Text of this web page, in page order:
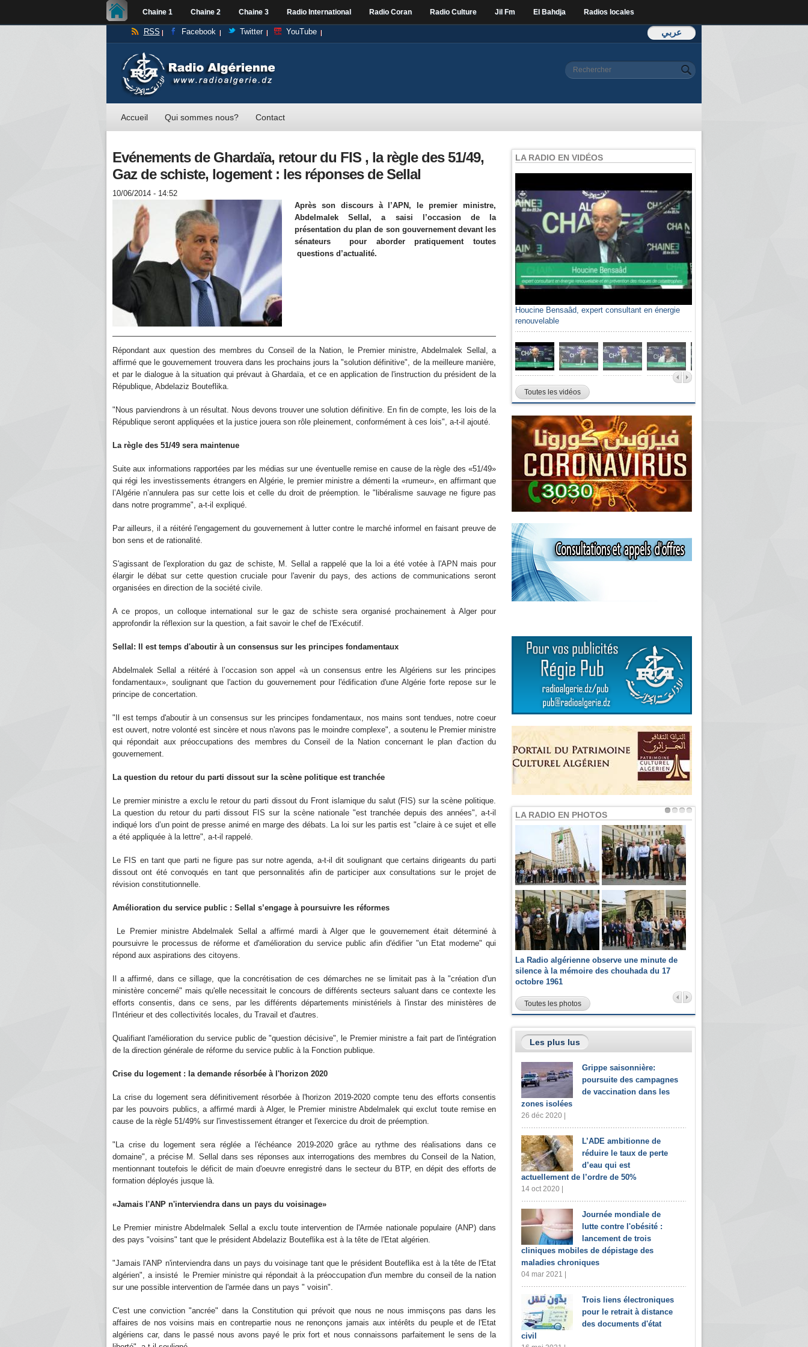
Chaine 1 Chaine 2 Chaine 3 Radio International Radio Coran Radio Culture Jil Fm El Bahdja Radios locales
عربي RSS Facebook Twitter YouTube
Formulaire de
Rechercher
Accueil Qui sommes nous? Contact
Evénements de Ghardaïa, retour du FIS , la règle des 51/49,
Gaz de schiste, logement : les réponses de Sellal
10/06/2014 - 14:52
Après son discours à l’APN, le premier ministre,
Abdelmalek Sellal, a saisi l’occasion de la
présentation du plan de son gouvernement devant les
sénateurs pour aborder pratiquement toutes
questions d’actualité.
Répondant aux question des membres du Conseil de la Nation, le Premier ministre, Abdelmalek Sellal, a
affirmé que le gouvernement trouvera dans les prochains jours la "solution définitive", de la meilleure manière,
et par le dialogue à la situation qui prévaut à Ghardaïa, et ce en application de l'instruction du président de la
République, Abdelaziz Bouteflika.
"Nous parviendrons à un résultat. Nous devons trouver une solution définitive. En fin de compte, les lois de la
République seront appliquées et la justice jouera son rôle pleinement, conformément à ces lois", a-t-il ajouté.
La règle des 51/49 sera maintenue
Suite aux informations rapportées par les médias sur une éventuelle remise en cause de la règle des «51/49»
qui régi les investissements étrangers en Algérie, le premier ministre a démenti la «rumeur», en affirmant que
l’Algérie n’annulera pas sur cette lois et celle du droit de préemption. le "libéralisme sauvage ne figure pas
dans notre programme", a-t-il expliqué.
Par ailleurs, il a réitéré l'engagement du gouvernement à lutter contre le marché informel en faisant preuve de
bon sens et de rationalité.
S'agissant de l'exploration du gaz de schiste, M. Sellal a rappelé que la loi a été votée à l'APN mais pour
élargir le débat sur cette question cruciale pour l'avenir du pays, des actions de communications seront
organisées en direction de la société civile.
A ce propos, un colloque international sur le gaz de schiste sera organisé prochainement à Alger pour
approfondir la réflexion sur la question, a fait savoir le chef de l'Exécutif.
Sellal: Il est temps d'aboutir à un consensus sur les principes fondamentaux
Abdelmalek Sellal a réitéré à l’occasion son appel «à un consensus entre les Algériens sur les principes
fondamentaux», soulignant que l'action du gouvernement pour l'édification d'une Algérie forte repose sur le
principe de concertation.
"Il est temps d'aboutir à un consensus sur les principes fondamentaux, nos mains sont tendues, notre coeur
est ouvert, notre volonté est sincère et nous n'avons pas le moindre complexe", a soutenu le Premier ministre
qui répondait aux préoccupations des membres du Conseil de la Nation concernant le plan d'action du
gouvernement.
La question du retour du parti dissout sur la scène politique est tranchée
Le premier ministre a exclu le retour du parti dissout du Front islamique du salut (FIS) sur la scène politique.
La question du retour du parti dissout FIS sur la scène nationale "est tranchée depuis des années", a-t-il
indiqué lors d’un point de presse animé en marge des débats. La loi sur les partis est "claire à ce sujet et elle
a été appliquée à la lettre", a-t-il rappelé.
Le FIS en tant que parti ne figure pas sur notre agenda, a-t-il dit soulignant que certains dirigeants du parti
dissout ont été convoqués en tant que personnalités afin de participer aux consultations sur le projet de
révision constitutionnelle.
Amélioration du service public : Sellal s’engage à poursuivre les réformes
Le Premier ministre Abdelmalek Sellal a affirmé mardi à Alger que le gouvernement était déterminé à
poursuivre le processus de réforme et d'amélioration du service public afin d'édifier "un Etat moderne" qui
répond aux aspirations des citoyens.
Il a affirmé, dans ce sillage, que la concrétisation de ces démarches ne se limitait pas à la "création d'un
ministère concerné" mais qu'elle necessitait le concours de différents secteurs saluant dans ce contexte les
efforts consentis, dans ce sens, par les différents départements ministériels à l'instar des ministères de
l'Intérieur et des collectivités locales, du Travail et d'autres.
Qualifiant l'amélioration du service public de "question décisive", le Premier ministre a fait part de l'intégration
de la direction générale de réforme du service public à la Fonction publique.
Crise du logement : la demande résorbée à l'horizon 2020
La crise du logement sera définitivement résorbée à l'horizon 2019-2020 compte tenu des efforts consentis
par les pouvoirs publics, a affirmé mardi à Alger, le Premier ministre Abdelmalek qui exclut toute remise en
cause de la règle 51/49% sur l'investissement étranger et l'exercice du droit de préemption.
"La crise du logement sera réglée a l'échéance 2019-2020 grâce au rythme des réalisations dans ce
domaine", a précise M. Sellal dans ses réponses aux interrogations des membres du Conseil de la Nation,
mentionnant toutefois le déficit de main d'oeuvre enregistré dans le secteur du BTP, en dépit des efforts de
formation déployés jusque là.
«Jamais l'ANP n'interviendra dans un pays du voisinage»
Le Premier ministre Abdelmalek Sellal a exclu toute intervention de l'Armée nationale populaire (ANP) dans
des pays "voisins" tant que le président Abdelaziz Bouteflika est à la tête de l'Etat algérien.
"Jamais l'ANP n'interviendra dans un pays du voisinage tant que le président Bouteflika est à la tête de l'Etat
algérien", a insisté le Premier ministre qui répondait à la préoccupation d'un membre du conseil de la nation
sur une possible intervention de l'armée dans un pays " voisin".
C'est une conviction "ancrée" dans la Constitution qui prévoit que nous ne nous immisçons pas dans les
affaires de nos voisins mais en contrepartie nous ne renonçons jamais aux intérêts du peuple et de l'Etat
algériens car, dans le passé nous avons payé le prix fort et nous connaissons parfaitement le sens de la
LA RADIO EN VIDÉOS
Houcine Bensaâd, expert consultant en énergie
renouvelable
Toutes les vidéos
LA RADIO EN PHOTOS
La Radio algérienne observe une minute de
silence à la mémoire des chouhada du 17
octobre 1961
Toutes les photos
Les plus lus
Grippe saisonnière:
poursuite des campagnes
de vaccination dans les
zones isolées
26 déc 2020 |
L’ADE ambitionne de
réduire le taux de perte
d’eau qui est
actuellement de l’ordre de 50%
14 oct 2020 |
Journée mondiale de
lutte contre l'obésité :
lancement de trois
cliniques mobiles de dépistage des
maladies chroniques
04 mar 2021 |
Trois liens électroniques
pour le retrait à distance
des documents d'état
civil